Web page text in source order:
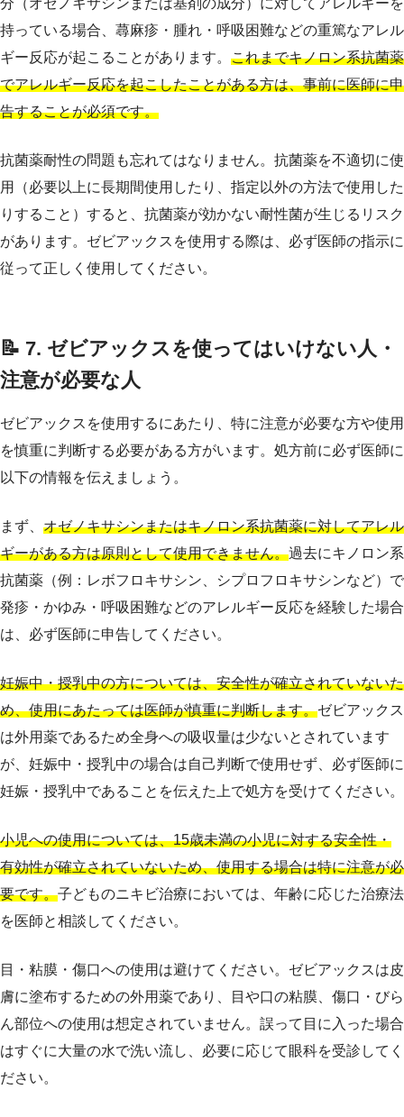
分（オゼノキサシンまたは基剤の成分）に対してアレルギーを
持っている場合、蕁麻疹・腫れ・呼吸困難などの重篤なアレル
ギー反応が起こることがあります。 これまでキノロン系抗菌薬
でアレルギー反応を起こしたことがある方は、事前に医師に申
告することが必須です。
抗菌薬耐性の問題も忘れてはなりません。抗菌薬を不適切に使
用（必要以上に長期間使用したり、指定以外の方法で使用した
りすること）すると、抗菌薬が効かない耐性菌が生じるリスク
があります。ゼビアックスを使用する際は、必ず医師の指示に
従って正しく使用してください。
📝 7. ゼビアックスを使ってはいけない人・
注意が必要な人
ゼビアックスを使用するにあたり、特に注意が必要な方や使用
を慎重に判断する必要がある方がいます。処方前に必ず医師に
以下の情報を伝えましょう。
まず、 オゼノキサシンまたはキノロン系抗菌薬に対してアレル
ギーがある方は原則として使用できません。過去にキノロン系
抗菌薬（例：レボフロキサシン、シプロフロキサシンなど）で
発疹・かゆみ・呼吸困難などのアレルギー反応を経験した場合
は、必ず医師に申告してください。
妊娠中・授乳中の方については、安全性が確立されていないた
め、使用にあたっては医師が慎重に判断します。ゼビアックス
は外用薬であるため全身への吸収量は少ないとされています
が、妊娠中・授乳中の場合は自己判断で使用せず、必ず医師に
妊娠・授乳中であることを伝えた上で処方を受けてください。
小児への使用については、15歳未満の小児に対する安全性・
有効性が確立されていないため、使用する場合は特に注意が必
要です。子どものニキビ治療においては、年齢に応じた治療法
を医師と相談してください。
目・粘膜・傷口への使用は避けてください。ゼビアックスは皮
膚に塗布するための外用薬であり、目や口の粘膜、傷口・びら
ん部位への使用は想定されていません。誤って目に入った場合
はすぐに大量の水で洗い流し、必要に応じて眼科を受診してく
ださい。